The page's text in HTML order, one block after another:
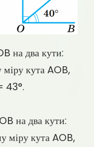
на два кути:
кута AOB,
43°.
на два кути:
міру кута AOB,